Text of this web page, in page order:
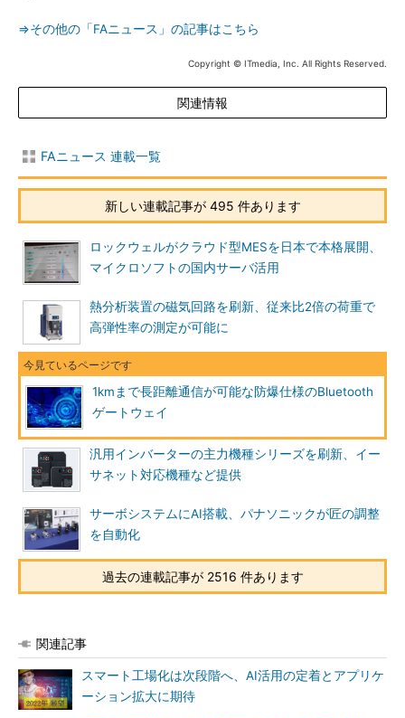
⇒その他の「FAニュース」の記事はこちら
Copyright © ITmedia, Inc. All Rights Reserved.
関連情報
FAニュース 連載一覧
新しい連載記事が 495 件あります
ロックウェルがクラウド型MESを日本で本格展開、
マイクロソフトの国内サーバ活用
熱分析装置の磁気回路を刷新、従来比2倍の荷重で
高弾性率の測定が可能に
1kmまで長距離通信が可能な防爆仕様のBluetooth
ゲートウェイ
汎用インバーターの主力機種シリーズを刷新、イー
サネット対応機種など提供
サーボシステムにAI搭載、パナソニックが匠の調整
を自動化
過去の連載記事が 2516 件あります
関連記事
スマート工場化は次段階へ、AI活用の定着とアプリケ
ーション拡大に期待